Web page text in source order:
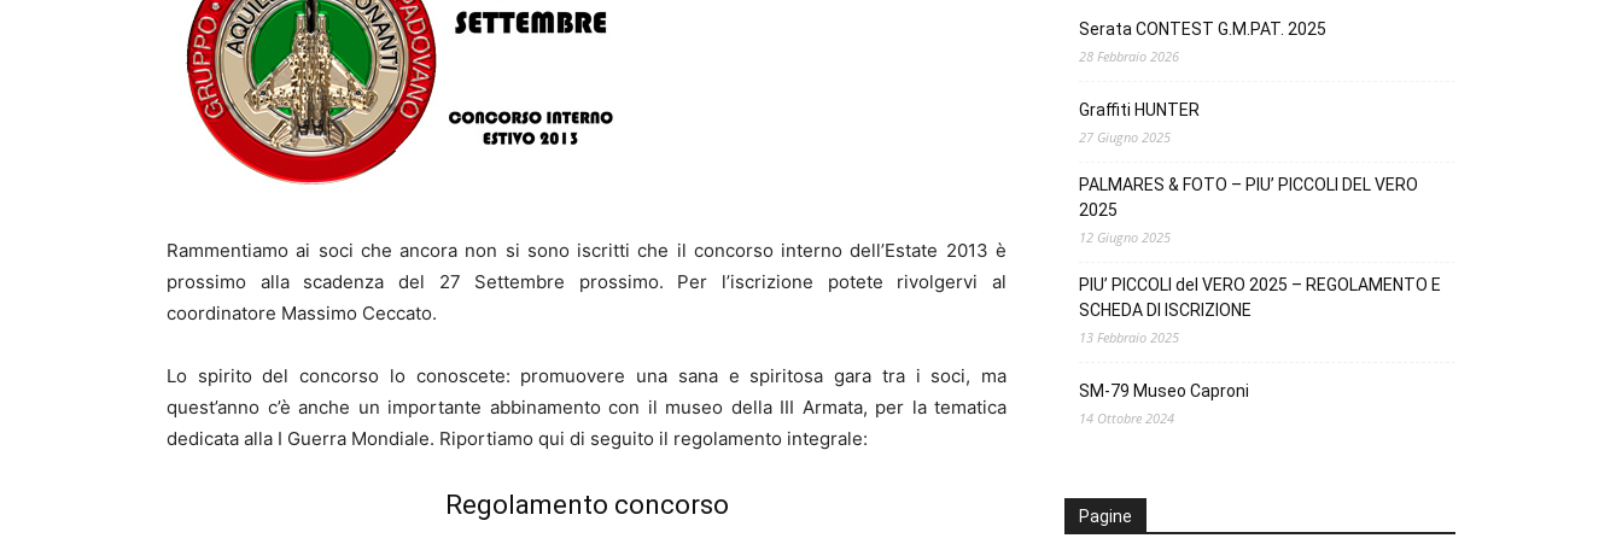
Rammentiamo ai soci che ancora non si sono iscritti che il concorso interno dell’Estate 2013 è
prossimo alla scadenza del 27 Settembre prossimo. Per l’iscrizione potete rivolgervi al
coordinatore Massimo Ceccato.
Lo spirito del concorso lo conoscete: promuovere una sana e spiritosa gara tra i soci, ma
quest’anno c’è anche un importante abbinamento con il museo della III Armata, per la tematica
dedicata alla I Guerra Mondiale. Riportiamo qui di seguito il regolamento integrale:
Regolamento concorso
Serata CONTEST G.M.PAT. 2025
28 Febbraio 2026
Graffiti HUNTER
27 Giugno 2025
PALMARES & FOTO – PIU’ PICCOLI DEL VERO
2025
12 Giugno 2025
PIU’ PICCOLI del VERO 2025 – REGOLAMENTO E
SCHEDA DI ISCRIZIONE
13 Febbraio 2025
SM-79 Museo Caproni
14 Ottobre 2024
Pagine